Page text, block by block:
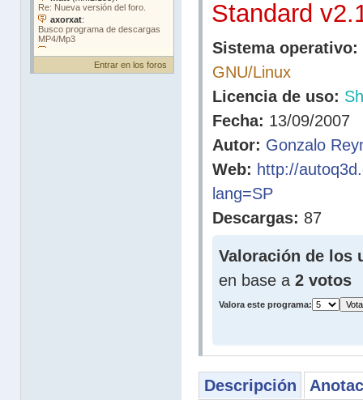
Entrar en los foros
Standard
Sistema operativo:
GNU/Linux
Licencia de uso:
Fecha: 13/09/2007
Autor: Gonzalo
Web: http://
lang=SP
Descargas: 87
Valoración de los
en base a 2 votos
Valora este programa:
Descripción